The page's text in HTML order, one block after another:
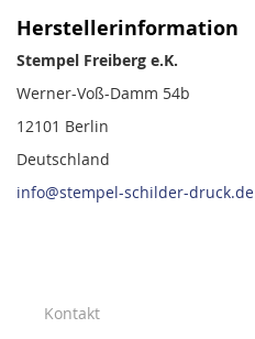
Herstellerinformation
Stempel Freiberg e.K.
Werner-Voß-Damm 54b
12101 Berlin
Deutschland
info@stempel-schilder-druck.de
Kontakt